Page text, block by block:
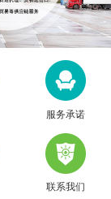
服务承诺
联系我们